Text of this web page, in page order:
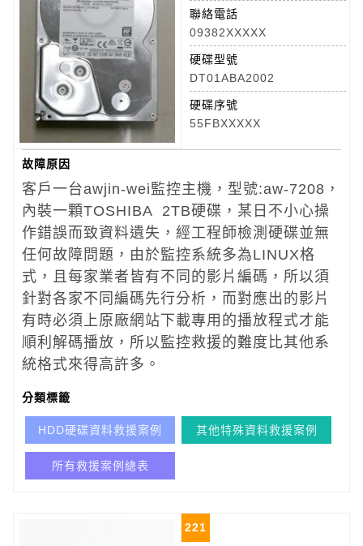
聯絡電話
09382XXXXX
硬碟型號
DT01ABA2002
硬碟序號
55FBXXXXX
故障原因
客戶一台awjin-wei監控主機，型號:aw-7208，
內裝一顆TOSHIBA 2TB硬碟，某日不小心操
作錯誤而致資料遺失，經工程師檢測硬碟並無
任何故障問題，由於監控系統多為LINUX格
式，且每家業者皆有不同的影片編碼，所以須
針對各家不同編碼先行分析，而對應出的影片
有時必須上原廠網站下載專用的播放程式才能
順利解碼播放，所以監控救援的難度比其他系
統格式來得高許多。
分類標籤
HDD硬碟資料救援案例 其他特殊資料救援案例
所有救援案例總表
221